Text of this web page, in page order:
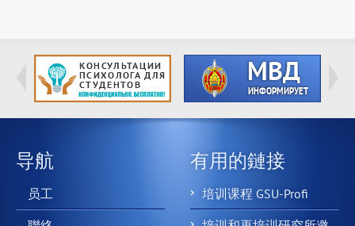
导航
员工
有用的鏈接
培训课程 GSU-Profi